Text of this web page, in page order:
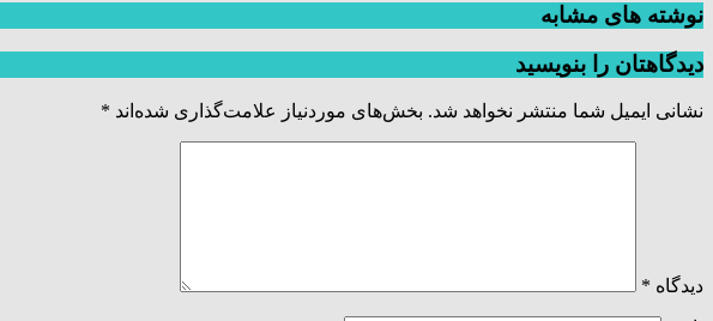
نوشته های مشابه
دیدگاهتان را بنویسید
نشانی ایمیل شما منتشر نخواهد شد. بخش‌های موردنیاز علامت‌گذاری شده‌اند *
دیدگاه *